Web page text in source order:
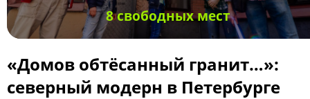
8 свободных мест
«Домов обтёсанный гранит…»:
северный модерн в Петербурге